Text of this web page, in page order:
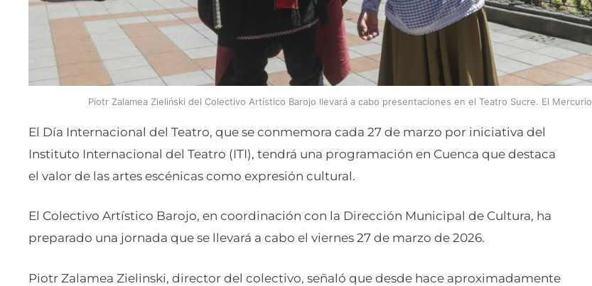
Piotr Zalamea Zieliński del Colectivo Artístico Barojo llevará a cabo presentaciones en el Teatro Sucre. El Mercurio
El Día Internacional del Teatro, que se conmemora cada 27 de marzo por iniciativa del
Instituto Internacional del Teatro (ITI), tendrá una programación en Cuenca que destaca
el valor de las artes escénicas como expresión cultural.
El Colectivo Artístico Barojo, en coordinación con la Dirección Municipal de Cultura, ha
preparado una jornada que se llevará a cabo el viernes 27 de marzo de 2026.
Piotr Zalamea Zielinski, director del colectivo, señaló que desde hace aproximadamente